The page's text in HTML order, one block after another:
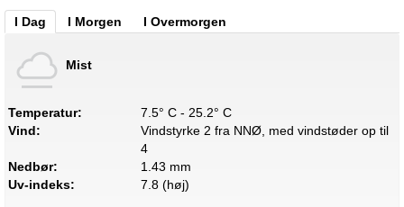
I Dag I Morgen I Overmorgen
Mist
Temperatur:
7.5° C - 25.2° C
Vind:
Vindstyrke 2 fra NNØ, med vindstøder op til
4
Nedbør:
1.43 mm
Uv-indeks:
7.8 (høj)